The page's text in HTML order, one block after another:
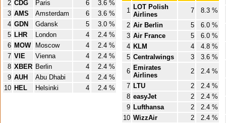
2 CDG Paris 6
3.6 %
3 AMS Amsterdam 6
3.6 %
4 GDN Gdansk 5
3.0 %
5 LHR London 4
2.4 %
6 MOW Moscow 4
2.4 %
7 VIE Vienna 4
2.4 %
8 XBER Berlin 4
2.4 %
9 AUH Abu Dhabi 4
2.4 %
10 HEL Helsinki 4 2.4 %
1 LOT Polish
Airlines
7
8.3 %
2 Air Berlin 5
6.0 %
3 Air France 5
6.0 %
4 KLM 4
4.8 %
5 Centralwings 3
3.6 %
6 Emirates
Airlines
2
2.4 %
7 LTU 2
2.4 %
8 easyJet 2
2.4 %
9 Lufthansa 2
2.4 %
10 WizzAir 2 2.4 %